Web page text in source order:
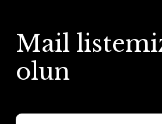
Mail
olun